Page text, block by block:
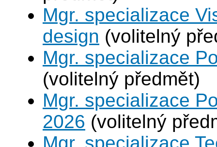
Mgr. specializace
design (volitelný
Mgr. specializace
(volitelný předmět)
Mgr. specializace
2026 (volitelný